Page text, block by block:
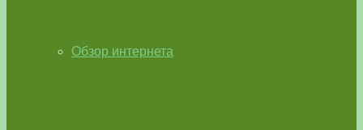
Обзор интернета